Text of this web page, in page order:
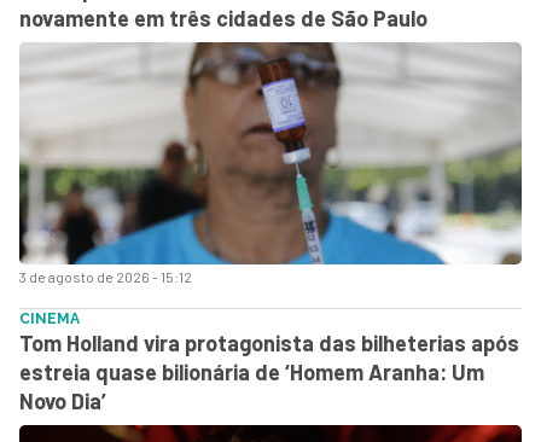
3 de agosto de 2026 - 15:12
novamente em três cidades de São Paulo
CINEMA
Tom Holland vira protagonista das bilheterias após
estreia quase bilionária de ‘Homem Aranha: Um
Novo Dia’